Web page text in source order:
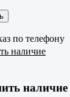
по телефону
наличие
наличие